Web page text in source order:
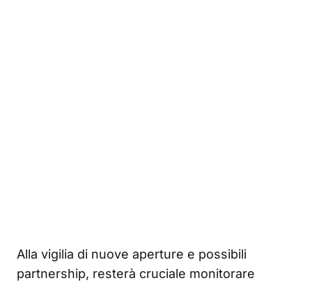
Alla vigilia di nuove aperture e possibili
partnership, resterà cruciale monitorare